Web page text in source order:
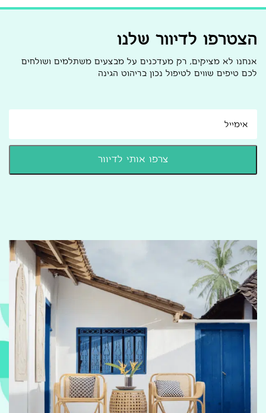
הצטרפו לדיוור שלנו
אנחנו לא מציקים, רק מעדכנים על מבצעים משתלמים ושולחים
לכם טיפים שווים לטיפול נכון בריהוט הגינה